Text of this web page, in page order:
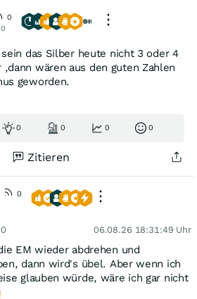
0
das Silber heute nicht 3 oder 4
wären aus den guten Zahlen
geworden.
0 0 0 0
Zitieren
0
06.08.26 18:31:49 Uhr
EM wieder abdrehen und
dann wird's übel. Aber wenn ich
glauben würde, wäre ich gar nicht